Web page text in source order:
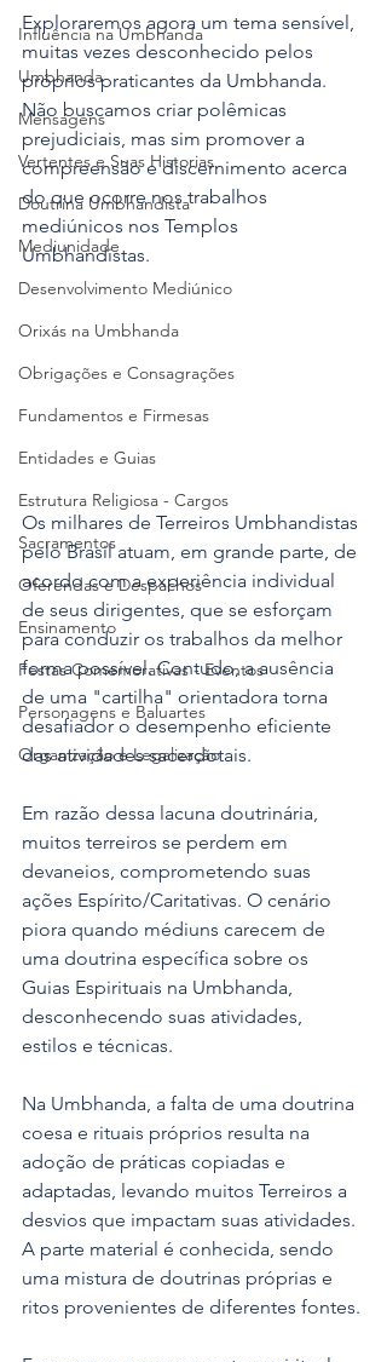
Influência na Umbhanda
Umbhanda
Mensagens
Vertentes e Suas Historias
Doutrina Umbhandista
Mediunidade
Desenvolvimento Mediúnico
Orixás na Umbhanda
Obrigações e Consagrações
Fundamentos e Firmesas
Entidades e Guias
Estrutura Religiosa - Cargos
Sacramentos
Oferendas e Despachos
Ensinamento
Festas Comemorativas - Eventos
Personagens e Baluartes
Organização e Legalização
Exploraremos agora um tema sensível,
muitas vezes desconhecido pelos
próprios praticantes da Umbhanda.
Não buscamos criar polêmicas
prejudiciais, mas sim promover a
compreensão e discernimento acerca
do que ocorre nos trabalhos
mediúnicos nos Templos
Umbhandistas.
Os milhares de Terreiros Umbhandistas
pelo Brasil atuam, em grande parte, de
acordo com a experiência individual
de seus dirigentes, que se esforçam
para conduzir os trabalhos da melhor
forma possível. Contudo, a ausência
de uma "cartilha" orientadora torna
desafiador o desempenho eficiente
das atividades sacerdotais.
Em razão dessa lacuna doutrinária,
muitos terreiros se perdem em
devaneios, comprometendo suas
ações Espírito/Caritativas. O cenário
piora quando médiuns carecem de
uma doutrina específica sobre os
Guias Espirituais na Umbhanda,
desconhecendo suas atividades,
estilos e técnicas.
Na Umbhanda, a falta de uma doutrina
coesa e rituais próprios resulta na
adoção de práticas copiadas e
adaptadas, levando muitos Terreiros a
desvios que impactam suas atividades.
A parte material é conhecida, sendo
uma mistura de doutrinas próprias e
ritos provenientes de diferentes fontes.